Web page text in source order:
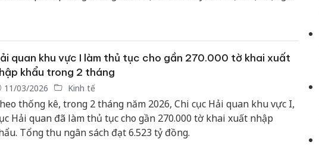
quan khu vực I làm thủ tục cho gần 270.000 tờ khai xuất
khẩu trong 2 tháng
11/03/2026 Kinh tế
thống kê, trong 2 tháng năm 2026, Chi cục Hải quan khu vực I,
Hải quan đã làm thủ tục cho gần 270.000 tờ khai xuất nhập
Tổng thu ngân sách đạt 6.523 tỷ đồng.